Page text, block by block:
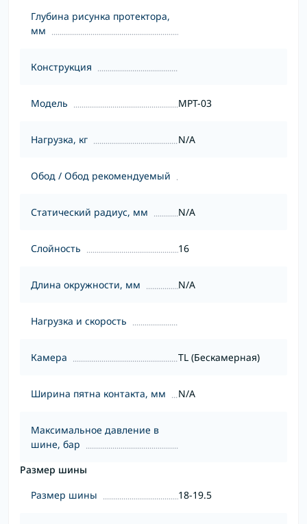
Глубина рисунка протектора,
мм
Конструкция
Модель MPT-03
Нагрузка, кг N/A
Обод / Обод рекомендуемый
Статический радиус, мм N/A
Слойность 16
Длина окружности, мм N/A
Нагрузка и скорость
Камера TL (Бескамерная)
Ширина пятна контакта, мм N/A
Максимальное давление в
шине, бар
Размер шины
Размер шины
18-19.5